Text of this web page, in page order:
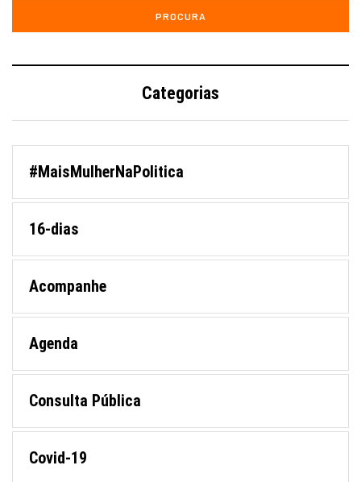
Categorias
#MaisMulherNaPolitica
16-dias
Acompanhe
Agenda
Consulta Pública
Covid-19